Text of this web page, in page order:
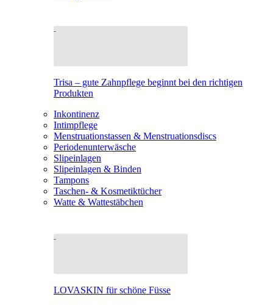
Trisa – gute Zahnpflege beginnt bei den richtigen
Produkten
Inkontinenz
Intimpflege
Menstruationstassen & Menstruationsdiscs
Periodenunterwäsche
Slipeinlagen
Slipeinlagen & Binden
Tampons
Taschen- & Kosmetiktücher
Watte & Wattestäbchen
LOVASKIN für schöne Füsse